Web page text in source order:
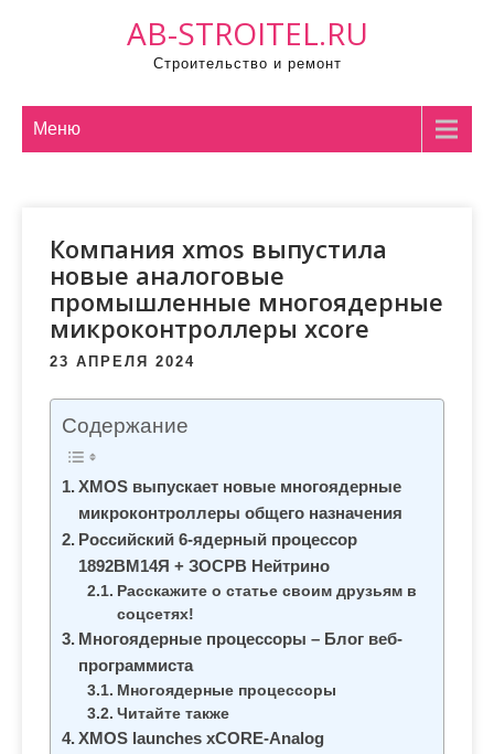
AB-STROITEL.RU
Строительство и ремонт
Меню
Компания xmos выпустила
новые аналоговые
промышленные многоядерные
микроконтроллеры xcore
23 АПРЕЛЯ 2024
Содержание
XMOS выпускает новые многоядерные
микроконтроллеры общего назначения
Российский 6-ядерный процессор
1892ВМ14Я + ЗОСРВ Нейтрино
Расскажите о статье своим друзьям в
соцсетях!
Многоядерные процессоры – Блог веб-
программиста
Многоядерные процессоры
Читайте также
XMOS launches xCORE-Analog